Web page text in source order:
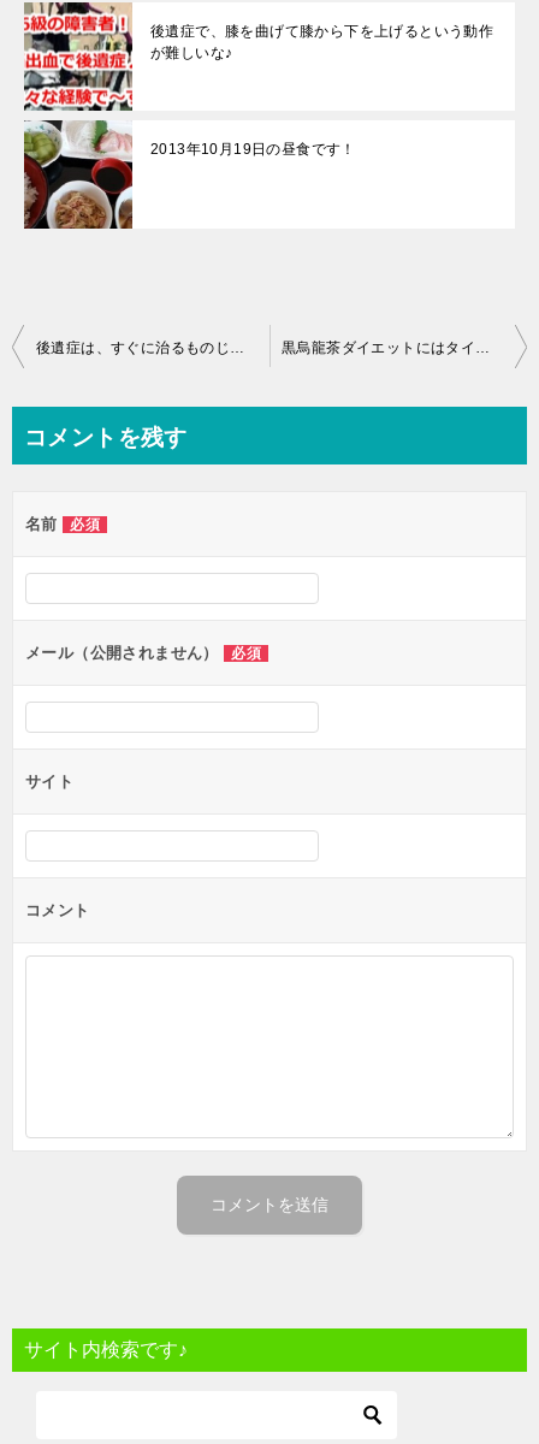
後遺症で、膝を曲げて膝から下を上げるという動作
が難しいな♪
2013年10月19日の昼食です！
投
ビ
ー
シ
ン
後遺症は、すぐに治るものじゃないんです！ 黒烏龍茶ダイエットにはタイミングがあるんですね♪
コメントを残す
名前 必須
メール（公開されません） 必須
サイト
コメント
サイト内検索です♪